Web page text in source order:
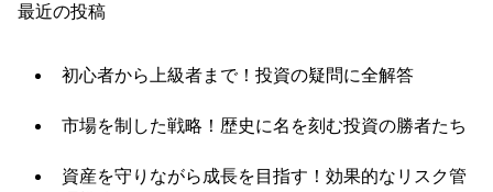
最近の投稿
初心者から上級者まで！投資の疑問に全解答
市場を制した戦略！歴史に名を刻む投資の勝者たち
資産を守りながら成長を目指す！効果的なリスク管